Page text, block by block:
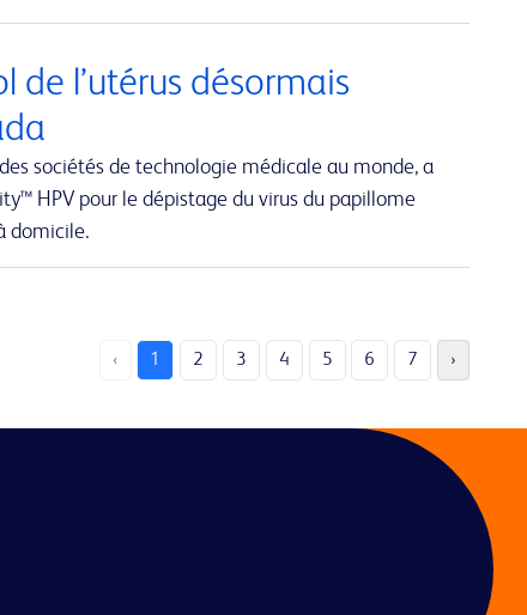
de l’utérus désormais
sociétés de technologie médicale au monde, a
HPV pour le dépistage du virus du papillome
domicile.
‹ 1 2 3 4 5 6 7 ›